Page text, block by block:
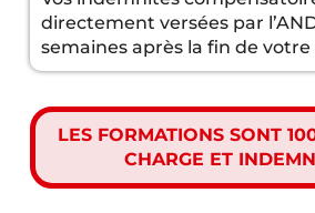
directement versées par
semaines après la fin de votre
LES FORMATIONS SONT
CHARGE ET